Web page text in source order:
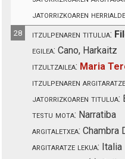
jatorrizkoaren
28 itzulpenaren titulua:
egilea: Cano, Harkaitz
itzultzailea: Maria
itzulpenaren
jatorrizkoaren titulua:
testu mota: Narratiba
argitaletxea: Chambra
argitaratze lekua: Italia